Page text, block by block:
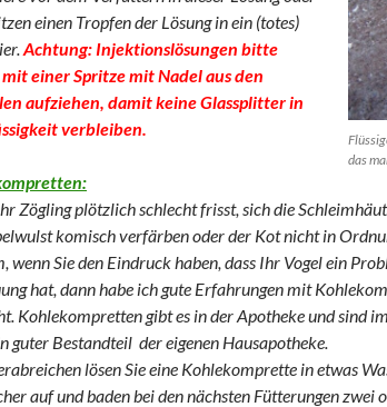
das
einen Tropfen der Lösung in ein (totes)
Achtung: Injektionslösungen bitte
einer Spritze mit Nadel aus den
aufziehen, damit keine Glassplitter in
verbleiben.
Zögling plötzlich schlecht frisst, sich die
komisch verfärben oder der Kot nicht in
wenn Sie den Eindruck haben, dass Ihr Vogel ein
hat, dann habe ich gute Erfahrungen mit
Kohlekompretten gibt es in der Apotheke und sind
guter Bestandteil der eigenen Hausapotheke.
lösen Sie eine Kohlekomprette in etwas
auf und baden bei den nächsten Fütterungen zwei